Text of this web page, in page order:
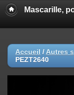
Mascarille,
Accueil / Autres
PEZT2640